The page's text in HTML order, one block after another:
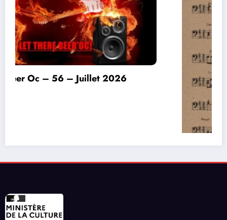
Invitation à déconnecter et au lâcher prise en